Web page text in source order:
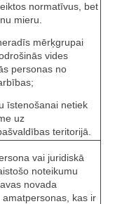
normatīvus, bet
mieru.
mērķgrupai
vides
personas no
īstenošanai netiek
uz
teritorijā.
vai juridiskā
noteikumu
novada
kas ir